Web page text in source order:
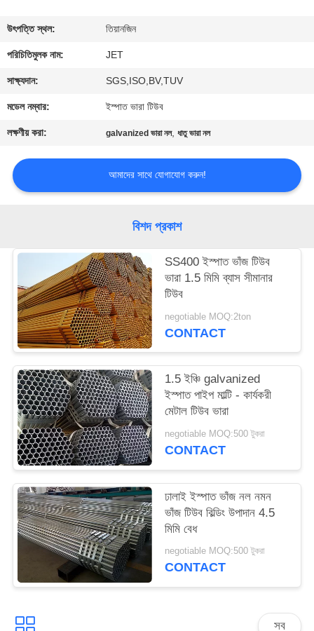
আমাদের
সাথে
যোগাযোগ
করুন
উদ্ধৃতির
জন্য
ম্যাপ
PRIVACY
POLICY
উৎপত্তি স্থল: তিয়ানজিন
পরিচিতিমুলক নাম: JET
সাক্ষ্যদান: SGS,ISO,BV,TUV
মডেল নম্বার: ইস্পাত ভারা টিউব
লক্ষণীয় করা: galvanized ভারা নল,ধাতু ভারা নল
আমাদের সাথে যোগাযোগ করুন!
বিশদ প্রকাশ
SS400 ইস্পাত ভাঁজ টিউব
ভারা 1.5 মিমি ব্যাস সীমানার
টিউব
negotiable MOQ:2ton
CONTACT
1.5 ইঞ্চি galvanized
ইস্পাত পাইপ মাল্টি - কার্যকরী
মেটাল টিউব ভারা
negotiable MOQ:500 টুকরা
CONTACT
ঢালাই ইস্পাত ভাঁজ নল নমন
ভাঁজ টিউব বিল্ডিং উপাদান 4.5
মিমি বেধ
negotiable MOQ:500 টুকরা
CONTACT
সব